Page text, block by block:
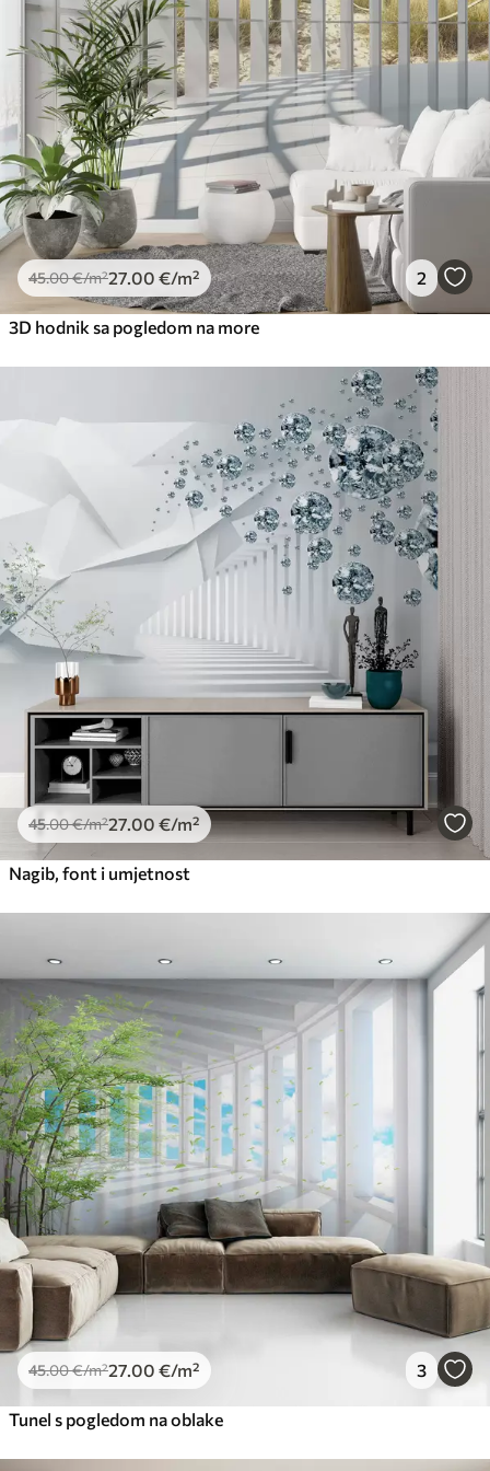
56 .6734.00€/m²
Premium vinil
66.6740.00€/m²
Peel and Stick
81.6749.00 €/m²
45.00€/m²27.00 €/m² 2
3D hodnik sa pogledom na more
45.00€/m²27.00 €/m²
Nagib, font i umjetnost
45.00€/m²27.00 €/m² 3
Tunel s pogledom na oblake